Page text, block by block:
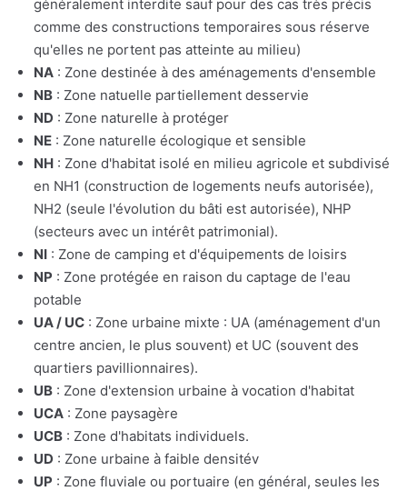
généralement interdite sauf pour des cas très précis
comme des constructions temporaires sous réserve
qu'elles ne portent pas atteinte au milieu)
NA : Zone destinée à des aménagements d'ensemble
NB : Zone natuelle partiellement desservie
ND : Zone naturelle à protéger
NE : Zone naturelle écologique et sensible
NH : Zone d'habitat isolé en milieu agricole et subdivisé
en NH1 (construction de logements neufs autorisée),
NH2 (seule l'évolution du bâti est autorisée), NHP
(secteurs avec un intérêt patrimonial).
NI : Zone de camping et d'équipements de loisirs
NP : Zone protégée en raison du captage de l'eau
potable
UA / UC : Zone urbaine mixte : UA (aménagement d'un
centre ancien, le plus souvent) et UC (souvent des
quartiers pavillionnaires).
UB : Zone d'extension urbaine à vocation d'habitat
UCA : Zone paysagère
UCB : Zone d'habitats individuels.
UD : Zone urbaine à faible densitév
UP : Zone fluviale ou portuaire (en général, seules les